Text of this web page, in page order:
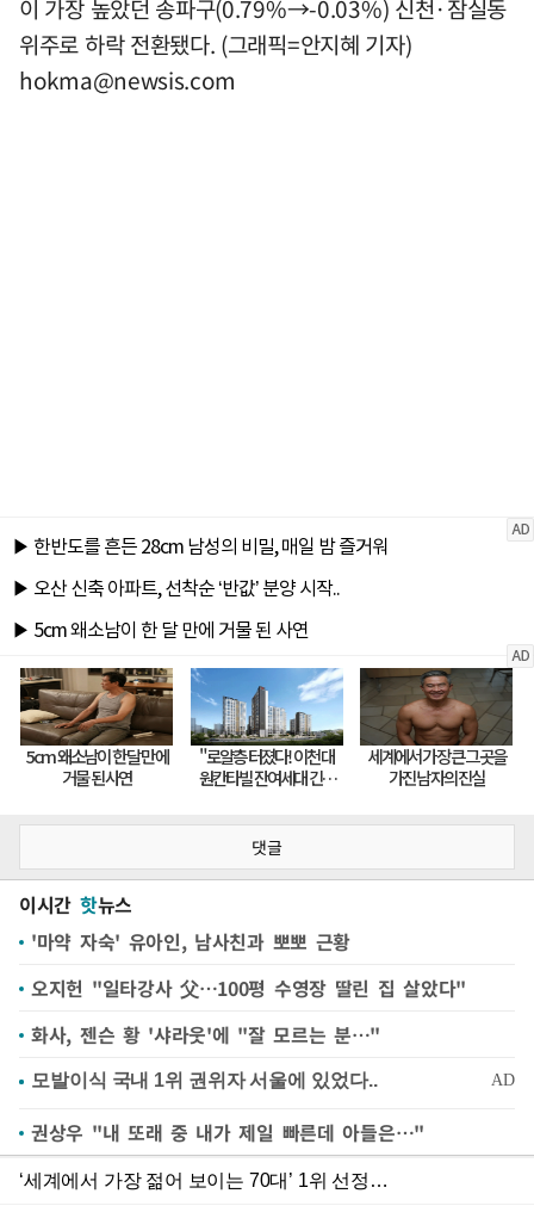
이 가장 높았던 송파구(0.79%→-0.03%) 신천·잠실동
위주로 하락 전환됐다. (그래픽=안지혜 기자)
hokma@newsis.com
댓글
이시간 핫뉴스
'마약 자숙' 유아인, 남사친과 뽀뽀 근황
오지헌 "일타강사 父…100평 수영장 딸린 집 살았다"
화사, 젠슨 황 '샤라웃'에 "잘 모르는 분…"
권상우 "내 또래 중 내가 제일 빠른데 아들은…"